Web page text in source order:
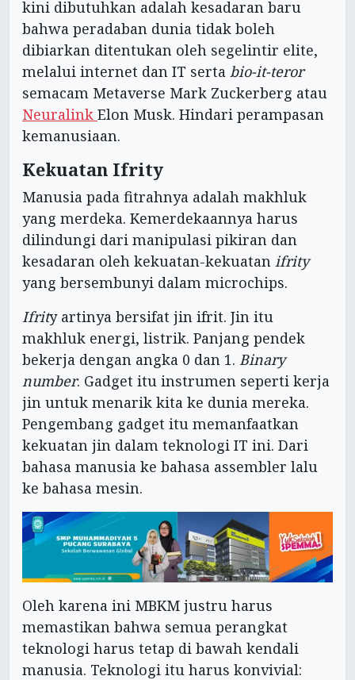
kini dibutuhkan adalah kesadaran baru
bahwa peradaban dunia tidak boleh
dibiarkan ditentukan oleh segelintir elite,
melalui internet dan IT serta bio-it-teror
semacam Metaverse Mark Zuckerberg atau
Neuralink Elon Musk. Hindari perampasan
kemanusiaan.
Kekuatan Ifrity
Manusia pada fitrahnya adalah makhluk
yang merdeka. Kemerdekaannya harus
dilindungi dari manipulasi pikiran dan
kesadaran oleh kekuatan-kekuatan ifrity
yang bersembunyi dalam microchips.
Ifrity artinya bersifat jin ifrit. Jin itu
makhluk energi, listrik. Panjang pendek
bekerja dengan angka 0 dan 1. Binary
number. Gadget itu instrumen seperti kerja
jin untuk menarik kita ke dunia mereka.
Pengembang gadget itu memanfaatkan
kekuatan jin dalam teknologi IT ini. Dari
bahasa manusia ke bahasa assembler lalu
ke bahasa mesin.
Oleh karena ini MBKM justru harus
memastikan bahwa semua perangkat
teknologi harus tetap di bawah kendali
manusia. Teknologi itu harus konvivial: